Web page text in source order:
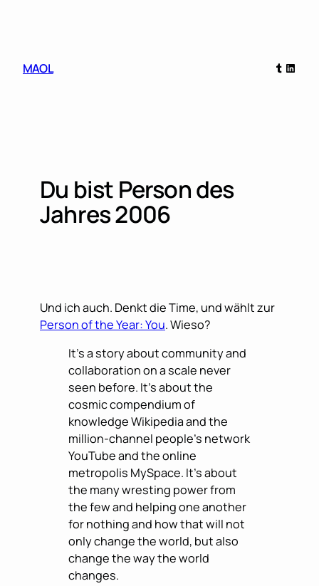
MAOL
Tumblr
Du bist Person des
Jahres 2006
Und ich auch. Denkt die Time, und wählt zur
Person of the Year: You. Wieso?
It’s a story about community and
collaboration on a scale never
seen before. It’s about the
cosmic compendium of
knowledge Wikipedia and the
million-channel people’s network
YouTube and the online
metropolis MySpace. It’s about
the many wresting power from
the few and helping one another
for nothing and how that will not
only change the world, but also
change the way the world
changes.